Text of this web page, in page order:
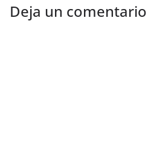
Deja un comentario